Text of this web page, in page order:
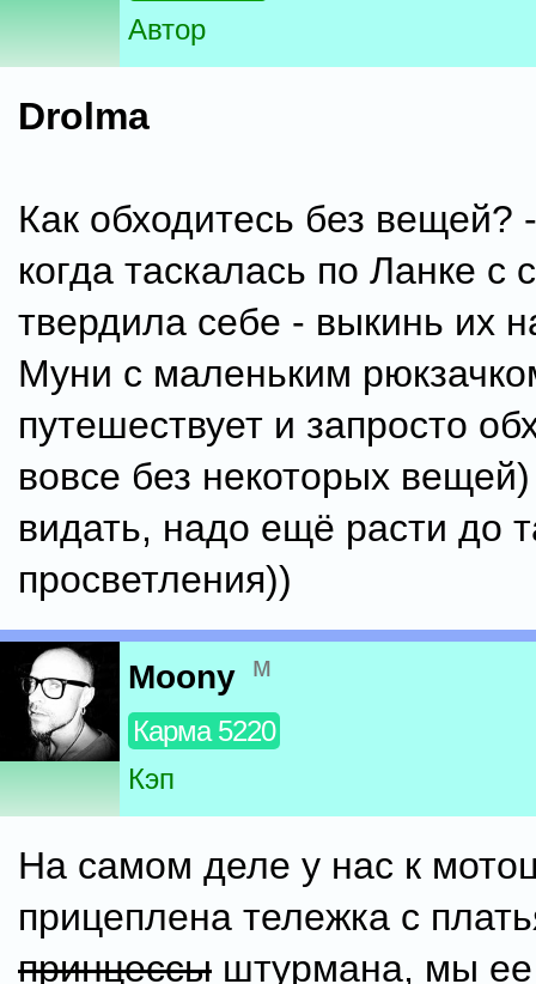
Автор
Drolma
Как обходитесь без
когда таскалась по Ланке с
твердила себе - выкинь их
Муни с маленьким
путешествует и запросто
вовсе без некоторых
видать, надо ещё расти до
просветления))
Moony м
Карма 5220
Кэп
На самом деле у нас к
прицеплена тележка с
принцессы штурмана, мы